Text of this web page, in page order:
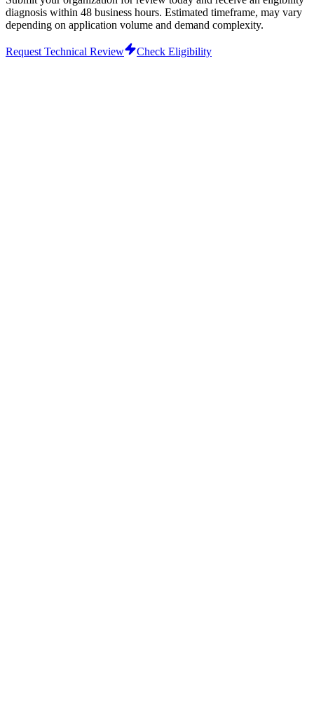
diagnosis within 48 business hours. Estimated timeframe, may vary
depending on application volume and demand complexity.
Request Technical Review Check Eligibility